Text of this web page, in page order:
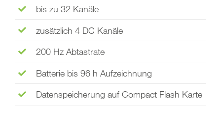
bis zu 32 Kanäle
zusätzlich 4 DC Kanäle
200 Hz Abtastrate
Batterie bis 96 h Aufzeichnung
Datenspeicherung auf Compact Flash Karte